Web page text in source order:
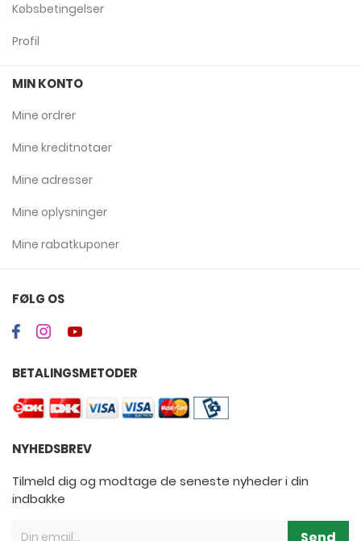
Købsbetingelser
Profil
MIN KONTO
Mine ordrer
Mine kreditnotaer
Mine adresser
Mine oplysninger
Mine rabatkuponer
FØLG OS
BETALINGSMETODER
NYHEDSBREV
Tilmeld dig og modtage de seneste nyheder i din
indbakke
Send